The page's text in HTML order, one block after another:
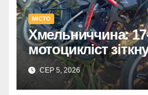
МІСТО
Хмельниччина:
мотоцикліст
КАМАЗом – є
СЕР 5, 2026